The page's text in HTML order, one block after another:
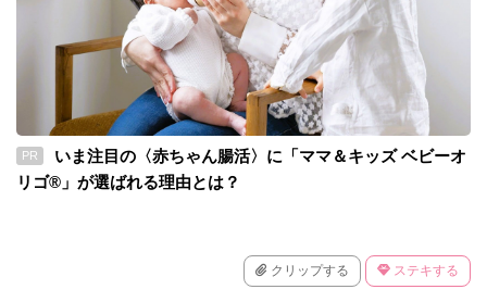
PR
いま注目の〈赤ちゃん腸活〉に「ママ＆キッズ ベビーオ
リゴ®」が選ばれる理由とは？
クリップする ステキする